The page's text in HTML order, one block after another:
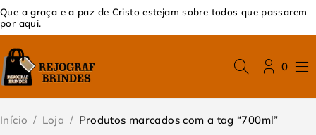
Que a graça e a paz de Cristo estejam sobre todos que passarem
por aqui.
0
Início / Loja / Produtos marcados com a tag “700ml”